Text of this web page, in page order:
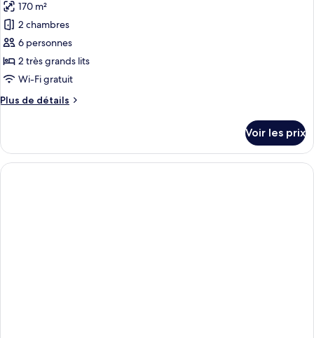
Villa
with
Private
Pool
photos
pour
ce
type
de
chambre :
Deluxe
Private
Pool
170 m²
2 chambres
6 personnes
2 très grands lits
Wi-Fi gratuit
Plus de détails
Plus
le
type
de
Voir les prix